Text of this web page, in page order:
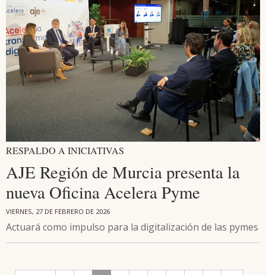
RESPALDO A INICIATIVAS
AJE Región de Murcia presenta la
nueva Oficina Acelera Pyme
VIERNES, 27 DE FEBRERO DE 2026
Actuará como impulso para la digitalización de las pymes